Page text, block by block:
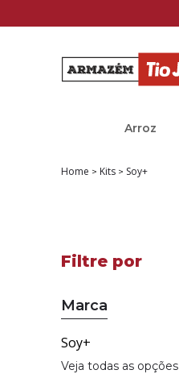
Arroz
Home Kits Soy+
Marca
Soy+
Veja todas as opções